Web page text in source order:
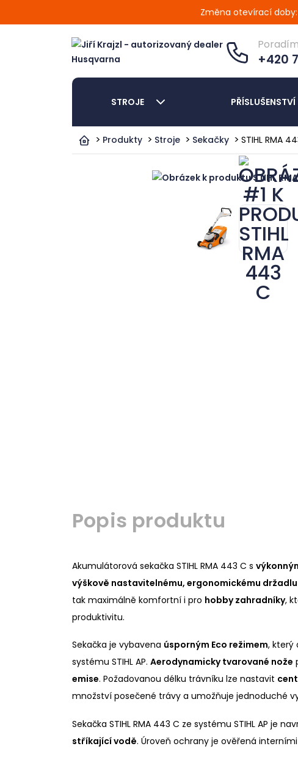
Změna otevírací doby:
+420
STROJE PŘÍSLUŠENSTVÍ
Produkty Stroje Sekačky STIHL RMA
Popis produktu
Akumulátorová sekačka STIHL RMA 443 C s
výškově nastavitelnému, ergonomickému držadlu
tak maximálně komfortní i pro hobby zahradníky,
produktivitu.
Sekačka je vybavena úsporným Eco režimem, který
systému STIHL AP. Aerodynamicky tvarované nože
emise. Požadovanou délku trávníku lze nastavit
množství posečené trávy a umožňuje jednoduché
Sekačka STIHL RMA 443 C ze systému STIHL AP
stříkající vodě. Úroveň ochrany je ověřená